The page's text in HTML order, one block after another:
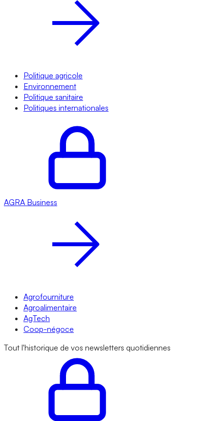
Politique agricole
Environnement
Politique sanitaire
Politiques internationales
AGRA Business
Agrofourniture
Agroalimentaire
AgTech
Coop-négoce
Tout l'historique de vos newsletters quotidiennes